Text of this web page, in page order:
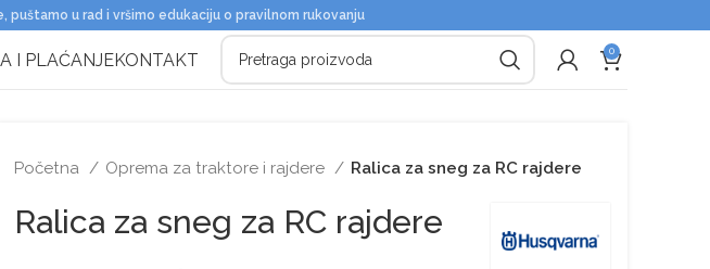
puštamo u rad i vršimo edukaciju o pravilnom rukovanju
I PLAĆANJEKONTAKT 0
Početna Oprema za traktore i rajdere Ralica za sneg za RC rajdere
Ralica za sneg za RC rajdere